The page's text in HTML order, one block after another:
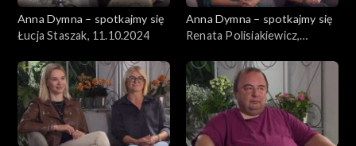
Anna Dymna – spotkajmy się
Łucja Staszak, 11.10.2024
Anna Dymna – spotkajmy się
Renata Polisiakiewicz,